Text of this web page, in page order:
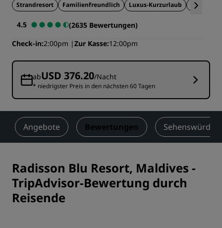
Strandresort Familienfreundlich Luxus-Kurzurlaub Spa und
4.5
(2635 Bewertungen)
Check-in 2:00pm Zur Kasse 12:00pm
abUSD 376.20/Nacht
* niedrigster Preis in den nächsten 60 Tagen
Angebote Bewertungen
Radisson Blu Resort, Maldives -
TripAdvisor-Bewertung durch
Reisende